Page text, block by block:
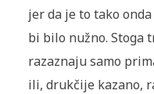
jer da je to tako
bi bilo nužno. Stoga
razaznaju samo
ili, drukčije kazano,